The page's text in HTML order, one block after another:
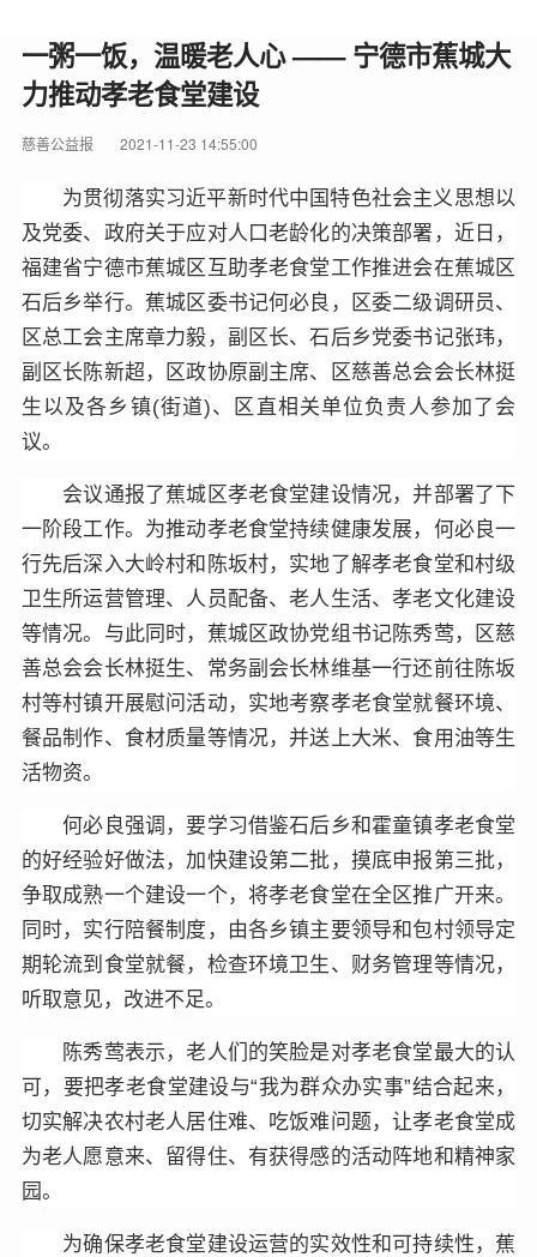
一粥一饭，温暖老人心 —— 宁德市蕉城大
力推动孝老食堂建设
慈善公益报 2021-11-23 14:55:00
为贯彻落实习近平新时代中国特色社会主义思想以
及党委、政府关于应对人口老龄化的决策部署，近日，
福建省宁德市蕉城区互助孝老食堂工作推进会在蕉城区
石后乡举行。蕉城区委书记何必良，区委二级调研员、
区总工会主席章力毅，副区长、石后乡党委书记张玮，
副区长陈新超，区政协原副主席、区慈善总会会长林挺
生以及各乡镇(街道)、区直相关单位负责人参加了会
议。
会议通报了蕉城区孝老食堂建设情况，并部署了下
一阶段工作。为推动孝老食堂持续健康发展，何必良一
行先后深入大岭村和陈坂村，实地了解孝老食堂和村级
卫生所运营管理、人员配备、老人生活、孝老文化建设
等情况。与此同时，蕉城区政协党组书记陈秀莺，区慈
善总会会长林挺生、常务副会长林维基一行还前往陈坂
村等村镇开展慰问活动，实地考察孝老食堂就餐环境、
餐品制作、食材质量等情况，并送上大米、食用油等生
活物资。
何必良强调，要学习借鉴石后乡和霍童镇孝老食堂
的好经验好做法，加快建设第二批，摸底申报第三批，
争取成熟一个建设一个，将孝老食堂在全区推广开来。
同时，实行陪餐制度，由各乡镇主要领导和包村领导定
期轮流到食堂就餐，检查环境卫生、财务管理等情况，
听取意见，改进不足。
陈秀莺表示，老人们的笑脸是对孝老食堂最大的认
可，要把孝老食堂建设与“我为群众办实事”结合起来，
切实解决农村老人居住难、吃饭难问题，让孝老食堂成
为老人愿意来、留得住、有获得感的活动阵地和精神家
园。
为确保孝老食堂建设运营的实效性和可持续性，蕉